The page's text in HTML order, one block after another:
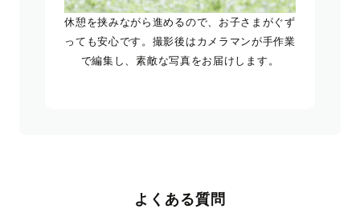
休憩を挟みながら進めるので、お子さまがぐず
っても安心です。撮影後はカメラマンが手作業
で編集し、素敵な写真をお届けします。
よくある質問